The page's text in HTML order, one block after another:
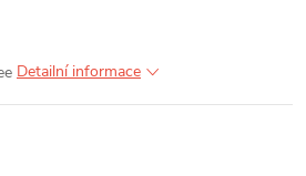
Detailní informace